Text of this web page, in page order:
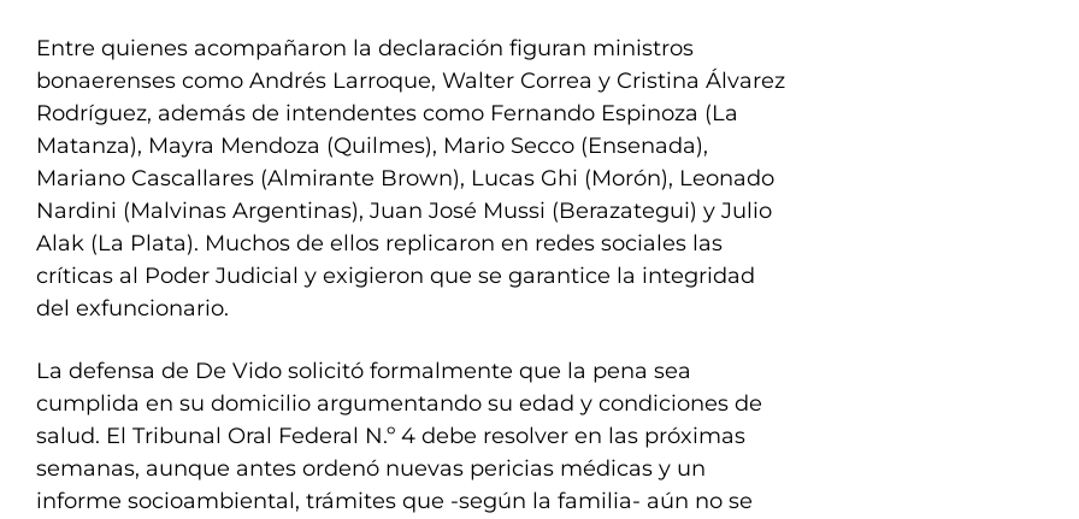
Entre quienes acompañaron la declaración figuran ministros
bonaerenses como Andrés Larroque, Walter Correa y Cristina Álvarez
Rodríguez, además de intendentes como Fernando Espinoza (La
Matanza), Mayra Mendoza (Quilmes), Mario Secco (Ensenada),
Mariano Cascallares (Almirante Brown), Lucas Ghi (Morón), Leonado
Nardini (Malvinas Argentinas), Juan José Mussi (Berazategui) y Julio
Alak (La Plata). Muchos de ellos replicaron en redes sociales las
críticas al Poder Judicial y exigieron que se garantice la integridad
del exfuncionario.
La defensa de De Vido solicitó formalmente que la pena sea
cumplida en su domicilio argumentando su edad y condiciones de
salud. El Tribunal Oral Federal N.º 4 debe resolver en las próximas
semanas, aunque antes ordenó nuevas pericias médicas y un
informe socioambiental, trámites que -según la familia- aún no se